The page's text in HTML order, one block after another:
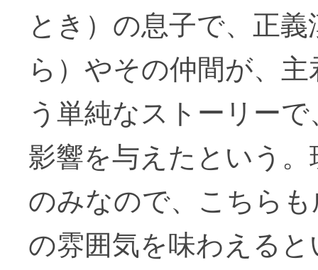
とき）の息子で、正
ら）やその仲間が、
う単純なストーリー
影響を与えたという
のみなので、こちら
の雰囲気を味わえる